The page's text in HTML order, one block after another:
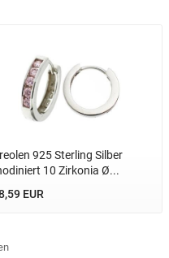
925 Sterling Silber
10 Zirkonia Ø...
EUR